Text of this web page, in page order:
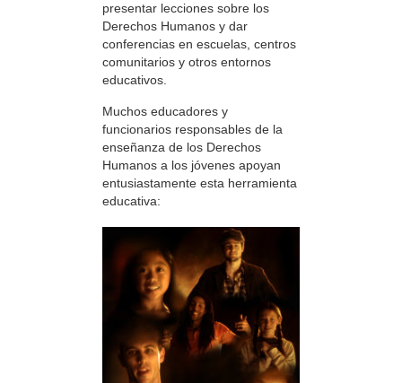
presentar lecciones sobre los
Derechos Humanos y dar
conferencias en escuelas, centros
comunitarios y otros entornos
educativos.
Muchos educadores y
funcionarios responsables de la
enseñanza de los Derechos
Humanos a los jóvenes apoyan
entusiastamente esta herramienta
educativa: